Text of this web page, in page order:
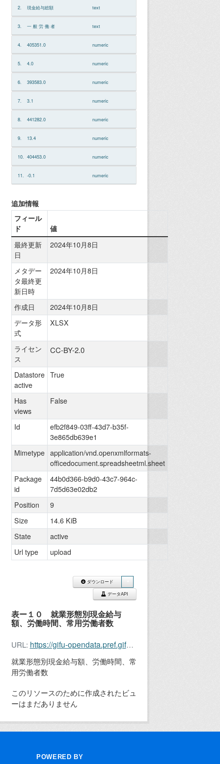
ダウンロード
データAPI
表ー１０ 就業形態別現金給与
額、労働時間、常用労働者数
URL: https://gifu-opendata.pref.gifu.lg.jp/dataset/44b0d366-b9d0-43c7-964c-7d5d63e02db2/resource/efb2f849-03ff-43d7-b35f-3e865db639e1/download/maikin2023-10.xlsx
就業形態別現金給与額、労働時間、常
用労働者数
このリソースのために作成されたビュ
ーはまだありません
2. 現金給与総額 text
3. 一 般 労 働 者 text
4. 405351.0 numeric
5. 4.0 numeric
6. 393583.0 numeric
7. 3.1 numeric
8. 441282.0 numeric
9. 13.4 numeric
10. 404453.0 numeric
11. -0.1 numeric
追加情報
フィール
ド
値
最終更新
日
2024年10月8日
メタデー
タ最終更
新日時
2024年10月8日
作成日
2024年10月8日
データ形
式
XLSX
ライセン
ス
CC-BY-2.0
Datastore
active
True
Has
views
False
Id
efb2f849-03ff-43d7-b35f-
3e865db639e1
Mimetype application/vnd.openxmlformats-
officedocument.spreadsheetml.sheet
Package
id
44b0d366-b9d0-43c7-964c-
7d5d63e02db2
Position
9
Size
14.6 KiB
State
active
Url type
upload
POWERED BY